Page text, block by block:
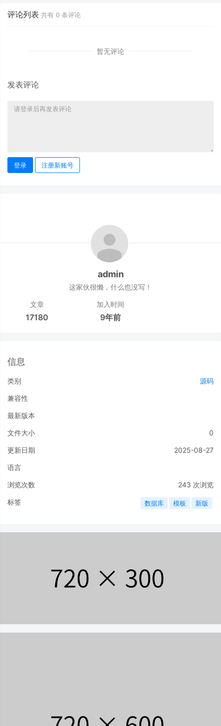
UTF8_
评论列表 共有 0 条评论
暂无评论
发表评论
登录 注册新账号
admin
这家伙很懒，什么也没写！
文章
17180
加入时间
9年前
信息
类别 源码
兼容性
最新版本
文件大小 0
更新日期 2025-08-27
语言
浏览次数 243 次浏览
标签 数据库 模板 新版